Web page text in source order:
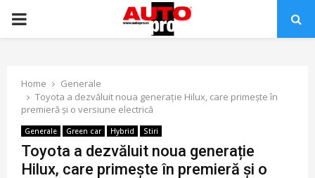
PRIMARY
Home
Generale
Toyota a dezvăluit noua generație Hilux, care primește în
premieră și o versiune electrică
Generale Green car Hybrid Stiri
Toyota a dezvăluit noua generație
Hilux, care primește în premieră și o